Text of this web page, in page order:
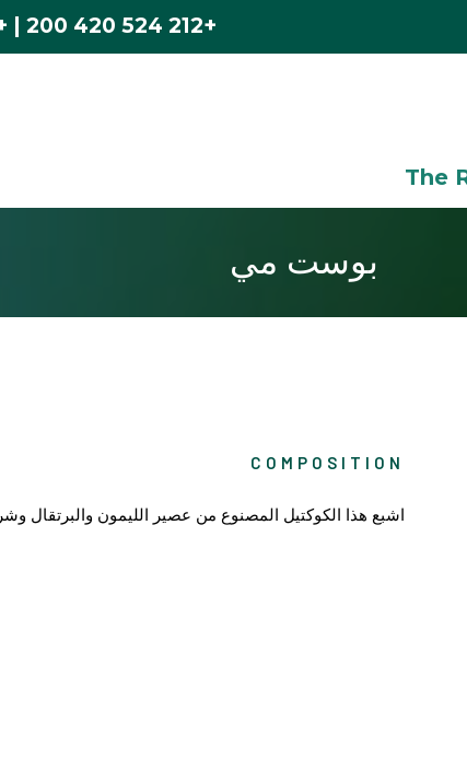
+212 524 420 200
150
بوست مي
COMPOSITION
اشبع هذا الكوكتيل المصنوع من عصير الليمون والبرتقال